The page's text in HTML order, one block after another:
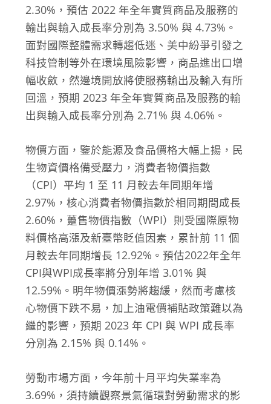
2.30%，預估 2022 年全年實質商品及服務的
輸出與輸入成長率分別為 3.50% 與 4.73%。
面對國際整體需求轉趨低迷、美中紛爭引發之
科技管制等外在環境風險影響，商品進出口增
幅收斂，然邊境開放將使服務輸出及輸入有所
回溫，預期 2023 年全年實質商品及服務的輸
出與輸入成長率分別為 2.71% 與 4.06%。
物價方面，鑒於能源及食品價格大幅上揚，民
生物資價格備受壓力，消費者物價指數
（CPI）平均 1 至 11 月較去年同期年增
2.97%，核心消費者物價指數於相同期間成長
2.60%，躉售物價指數（WPI）則受國際原物
料價格高漲及新臺幣貶值因素，累計前 11 個
月較去年同期增長 12.92%。預估2022年全年
CPI與WPI成長率將分別年增 3.01% 與
12.59%。明年物價漲勢將趨緩，然而考慮核
心物價下跌不易，加上油電價補貼政策難以為
繼的影響，預期 2023 年 CPI 與 WPI 成長率
分別為 2.15% 與 0.14%。
勞動市場方面，今年前十月平均失業率為
3.69%，須持續觀察景氣循環對勞動需求的影